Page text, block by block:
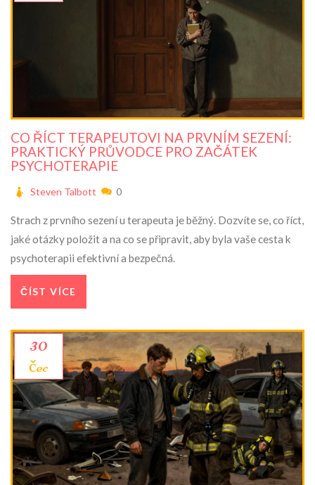
CO ŘÍCT TERAPEUTOVI NA PRVNÍM SEZENÍ:
PRAKTICKÝ PRŮVODCE PRO ZAČÁTEK
PSYCHOTERAPIE
Steven Talbott 0
Strach z prvního sezení u terapeuta je běžný. Dozvíte se, co říct,
jaké otázky položit a na co se připravit, aby byla vaše cesta k
psychoterapii efektivní a bezpečná.
ČÍST VÍCE
30
čec